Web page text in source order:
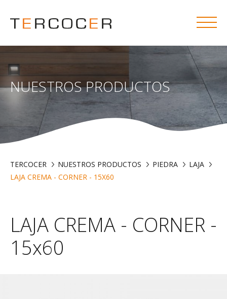
NUESTROS PRODUCTOS
TERCOCER NUESTROS PRODUCTOS PIEDRA
LAJA
LAJA CREMA - CORNER - 15X60
LAJA CREMA - CORNER -
15x60